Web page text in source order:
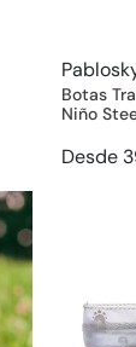
Botas
Niño
Desde